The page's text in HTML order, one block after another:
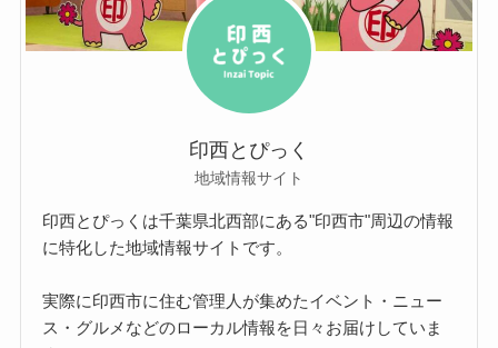
印西とぴっく
地域情報サイト
印西とぴっくは千葉県北西部にある"印西市"周辺の情報
に特化した地域情報サイトです。
実際に印西市に住む管理人が集めたイベント・ニュー
ス・グルメなどのローカル情報を日々お届けしていま